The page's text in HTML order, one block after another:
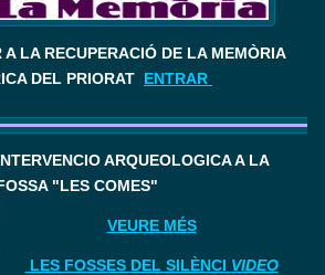
A LA RECUPERACIÓ DE LA MEMÒRIA
DEL PRIORAT ENTRAR
NTERVENCIÓ ARQUEOLÒGICA A LA
"LES COMES"
VEURE MÉS
LES FOSSES DEL SILÈNCI VIDEO